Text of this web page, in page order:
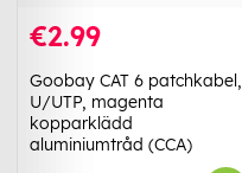
€2.99
Goobay CAT 6 patchkabel,
U/UTP, magenta
kopparklädd
aluminiumtråd (CCA)